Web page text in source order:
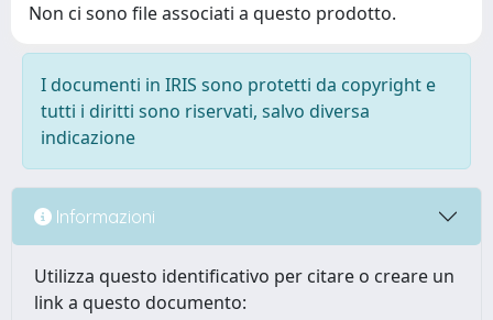
Non ci sono file associati a questo prodotto.
I documenti in IRIS sono protetti da copyright e
tutti i diritti sono riservati, salvo diversa
indicazione
Informazioni
Utilizza questo identificativo per citare o creare un
link a questo documento: